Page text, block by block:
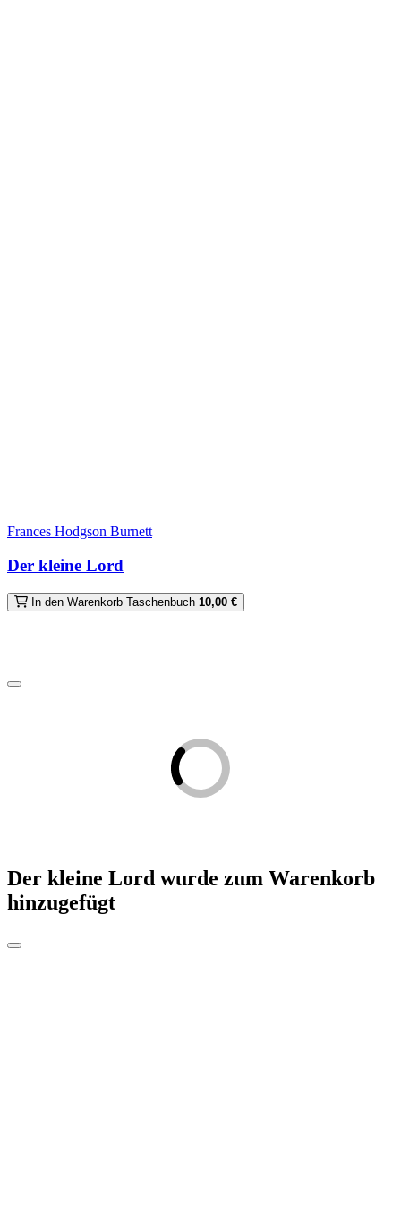
Frances Hodgson Burnett
Der kleine Lord
In den Warenkorb Taschenbuch 10,00 €
Der kleine Lord wurde zum Warenkorb
hinzugefügt